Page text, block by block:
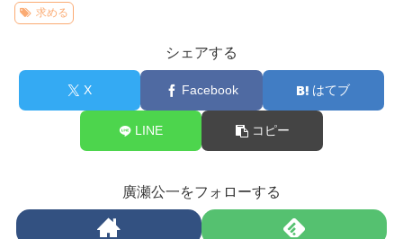
求める
シェアする
X Facebook はてブ
LINE コピー
廣瀬公一をフォローする